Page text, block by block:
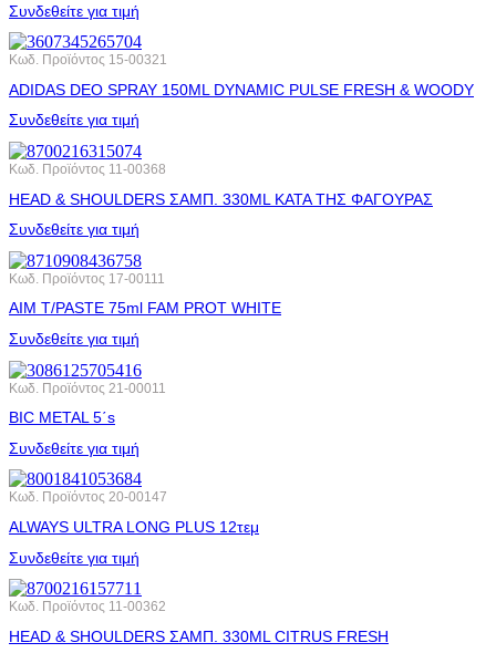
Συνδεθείτε για τιμή
Κωδ. Προϊόντος 15-00321
ADIDAS DEO SPRAY 150ML DYNAMIC PULSE FRESH & WOODY
Συνδεθείτε για τιμή
Κωδ. Προϊόντος 11-00368
HEAD & SHOULDERS ΣΑΜΠ. 330ML ΚΑΤΑ ΤΗΣ ΦΑΓΟΥΡΑΣ
Συνδεθείτε για τιμή
Κωδ. Προϊόντος 17-00111
AIM T/PASTE 75ml FAM PROT WHITE
Συνδεθείτε για τιμή
Κωδ. Προϊόντος 21-00011
BIC METAL 5΄s
Συνδεθείτε για τιμή
Κωδ. Προϊόντος 20-00147
ALWAYS ULTRA LONG PLUS 12τεμ
Συνδεθείτε για τιμή
Κωδ. Προϊόντος 11-00362
HEAD & SHOULDERS ΣΑΜΠ. 330ML CITRUS FRESH